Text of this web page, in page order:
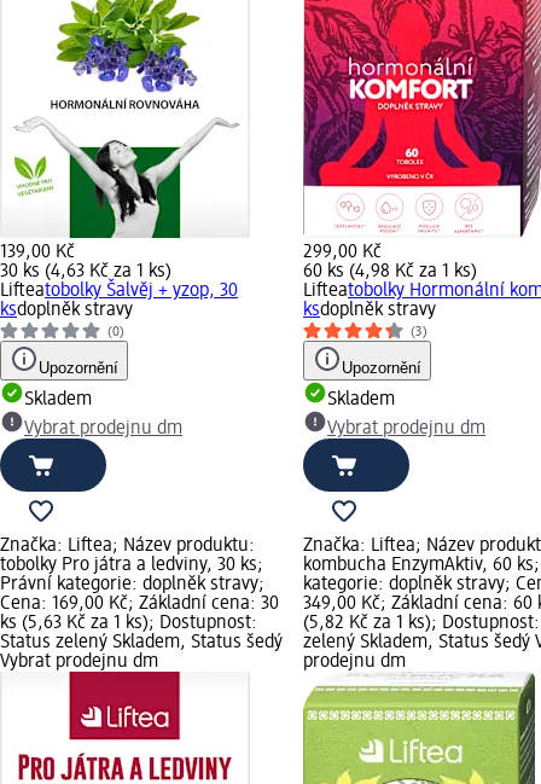
139,00 Kč
30 ks (4,63 Kč za 1 ks)
Lifteatobolky Šalvěj + yzop, 30
ksdoplněk stravy
(0)
Upozornění
Skladem
Vybrat prodejnu dm
299,00 Kč
60 ks (4,98 Kč za 1 ks)
Lifteatobolky Hormonální
ksdoplněk stravy
(3)
Upozornění
Skladem
Vybrat prodejnu dm
Značka: Liftea; Název produktu:
tobolky Pro játra a ledviny, 30 ks;
Právní kategorie: doplněk stravy;
Cena: 169,00 Kč; Základní cena: 30
ks (5,63 Kč za 1 ks); Dostupnost:
Status zelený Skladem, Status šedý
Vybrat prodejnu dm
Značka: Liftea; Název
kombucha EnzymAktiv, 60
kategorie: doplněk stravy;
349,00 Kč; Základní cena: 60
(5,82 Kč za 1 ks);
zelený Skladem, Status šedý
prodejnu dm